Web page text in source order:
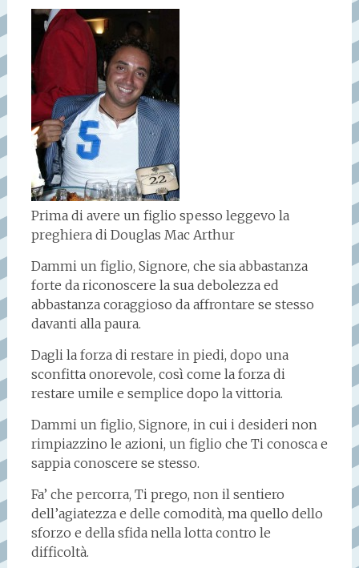
Prima di avere un figlio spesso leggevo la
preghiera di Douglas Mac Arthur
Dammi un figlio, Signore, che sia abbastanza
forte da riconoscere la sua debolezza ed
abbastanza coraggioso da affrontare se stesso
davanti alla paura.
Dagli la forza di restare in piedi, dopo una
sconfitta onorevole, così come la forza di
restare umile e semplice dopo la vittoria.
Dammi un figlio, Signore, in cui i desideri non
rimpiazzino le azioni, un figlio che Ti conosca e
sappia conoscere se stesso.
Fa’ che percorra, Ti prego, non il sentiero
dell’agiatezza e delle comodità, ma quello dello
sforzo e della sfida nella lotta contro le
difficoltà.